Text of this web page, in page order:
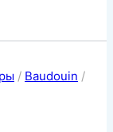
/ Baudouin /